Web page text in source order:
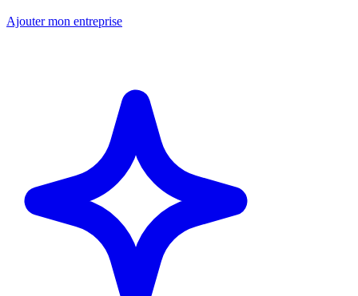
Ajouter mon entreprise